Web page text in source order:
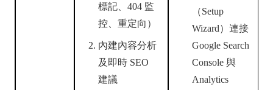
標記、404 監
控、重定向）
內建內容分析
及即時 SEO
建議
（Setup
Wizard）連接
Google Search
Console 與
Analytics